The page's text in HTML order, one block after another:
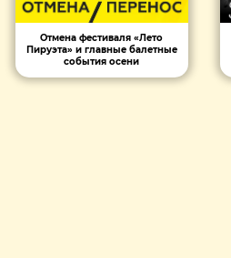
Отмена фестиваля «Лето
Пируэта» и главные балетные
события осени